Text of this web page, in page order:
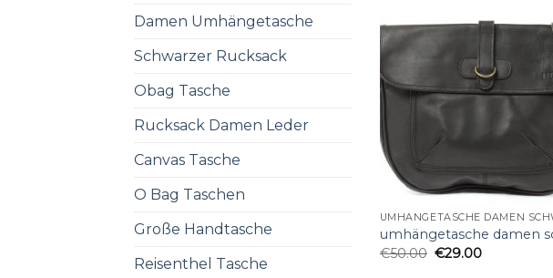
Damen Umhängetasche
Schwarzer Rucksack
Obag Tasche
Rucksack Damen Leder
Canvas Tasche
O Bag Taschen
Große Handtasche
Reisenthel Tasche
UMHÄNGETASCHE DAMEN
umhängetasche damen
€50.00 €29.00